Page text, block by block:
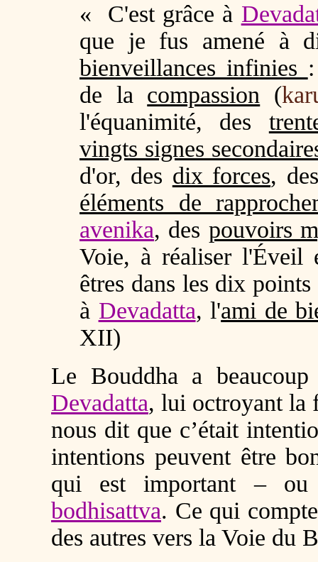
« C'est grâce à
que je fus amené à
bienveillances infinies
de la compassion (
l'équanimité, des
vingts signes
d'or, des dix forces,
éléments de
avenika, des pouvoirs
Voie, à réaliser l'Éveil
êtres dans les dix
à Devadatta, l'ami de
XII)
Le Bouddha a
Devadatta, lui octroyant
nous dit que c’était
intentions peuvent être
qui est important ‒
bodhisattva. Ce qui
des autres vers la Voie du